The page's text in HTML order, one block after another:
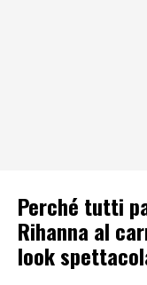
Perché tutti
Rihanna al
look